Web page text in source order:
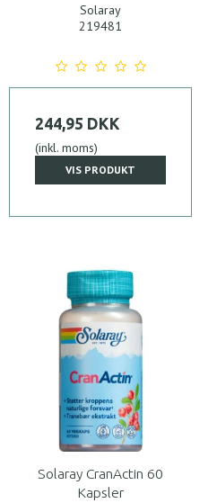
Solaray
219481
244,95 DKK
(inkl. moms)
VIS PRODUKT
Solaray CranActin 60
Kapsler